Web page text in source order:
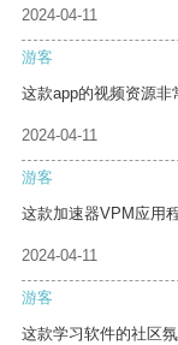
2024-04-11
游客
这款app的视频资源非
2024-04-11
游客
这款加速器VPM应用
2024-04-11
游客
这款学习软件的社区